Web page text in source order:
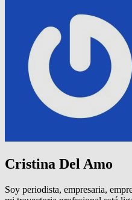
Cristina Del Amo
Soy periodista, empresaria,